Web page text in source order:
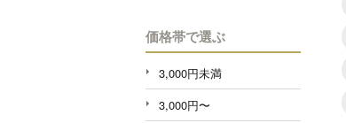
価格帯で選ぶ
3,000円未満
3,000円〜